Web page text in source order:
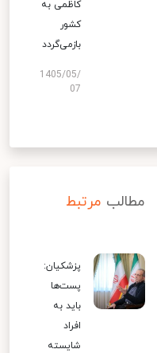
کاظمی به
کشور
بازمی‌گردد
1405/05/
07
مطالب مرتبط
پزشکیان:
پست‌ها
باید به
افراد
شایسته